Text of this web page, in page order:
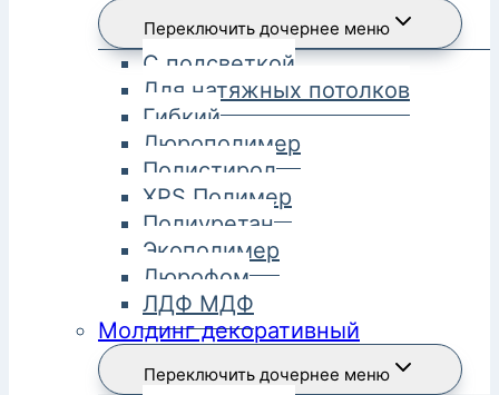
Переключить дочернее меню
С подсветкой
Для натяжных потолков
Гибкий
Дюрополимер
Полистирол
XPS Полимер
Полиуретан
Экополимер
Дюрофом
ЛДФ МДФ
Молдинг декоративный
Переключить дочернее меню